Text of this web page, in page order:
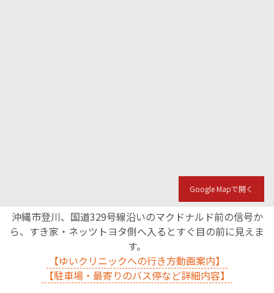
Google Mapで開く
沖縄市登川、国道329号線沿いのマクドナルド前の信号か
ら、すき家・ネッツトヨタ側へ入るとすぐ目の前に見えま
す。
【ゆいクリニックへの行き方動画案内】
【駐車場・最寄りのバス停など詳細内容】